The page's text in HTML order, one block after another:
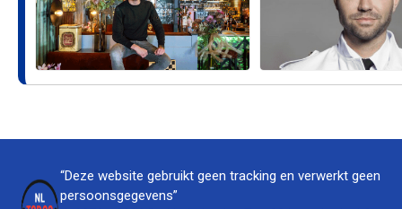
“Deze website gebruikt geen tracking en verwerkt geen
persoonsgegevens”